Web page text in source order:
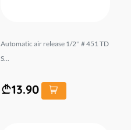
Automatic air release 1/2'' # 451 TD
S...
13.90